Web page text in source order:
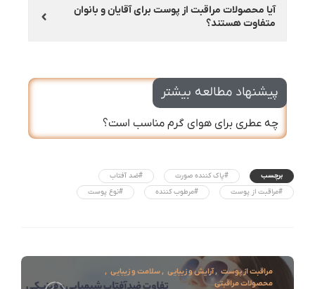
آیا محصولات مراقبت از پوست برای آقایان و بانوان
متفاوت هستند؟
پیشنهاد مطالعه بیشتر
چه عطری برای هوای گرم مناسب است؟
برچسب #پاک کننده صورت
#ضد آفتاب
#مراقبت از پوست
#مرطوب کننده #نوع پوست
مراقبت از پوست ,آرایش و زیبایی ,سلامت و زیبایی ,
محصولات مراقبتی